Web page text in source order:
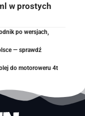
w prostych
po wersjach,
— sprawdź
do motoroweru 4t